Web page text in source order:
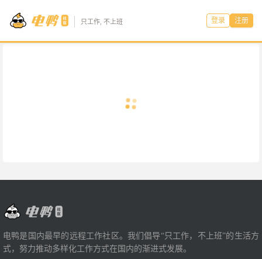
只工作, 不上班 登录 注册
电鸭是国内最早的远程工作社区。我们倡导“只工作，不上班”的生活方
式，努力推动多样化工作方式在国内的渐进式发展。